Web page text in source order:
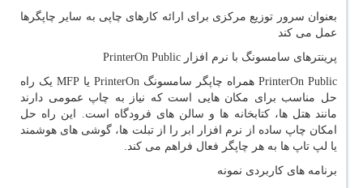
بعنوان سرور توزیع مرکزی برای ارائه کارهای چاپی به سایر چاپگرها
عمل می کند
پرینترهای سامسونگ با نرم افزار PrinterOn Public
PrinterOn Public همراه چاپگر سامسونگ PrinterOn یا MFP یک راه
حل مناسب برای مکان هایی است که نیاز به چاپ عمومی دارند
مانند هتل ها، کتابخانه ها و سالن های فرودگاه است. این راه حل
امکان چاپ ساده از نرم افزار ابر را از تبلت ها، گوشی های هوشمند
یا لپ تاپ ها به هر چاپگر فعال فراهم می کند.
برنامه های کاربردی نمونه